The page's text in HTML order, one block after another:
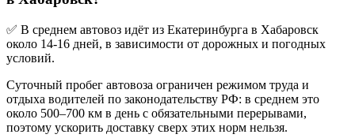
✅ В среднем автовоз идёт из Екатеринбурга в Хабаровск
около 14-16 дней, в зависимости от дорожных и погодных
условий.
Суточный пробег автовоза ограничен режимом труда и
отдыха водителей по законодательству РФ: в среднем это
около 500–700 км в день с обязательными перерывами,
поэтому ускорить доставку сверх этих норм нельзя.